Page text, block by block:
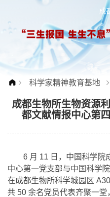
成
科学家精神教育基地
成都生物所生物资源
都文献情报中心第
6 月 11 日，中国科学院
中心第一党支部与中国科学
在成都生物所科学城园区
共 50 余名党员代表齐聚一堂